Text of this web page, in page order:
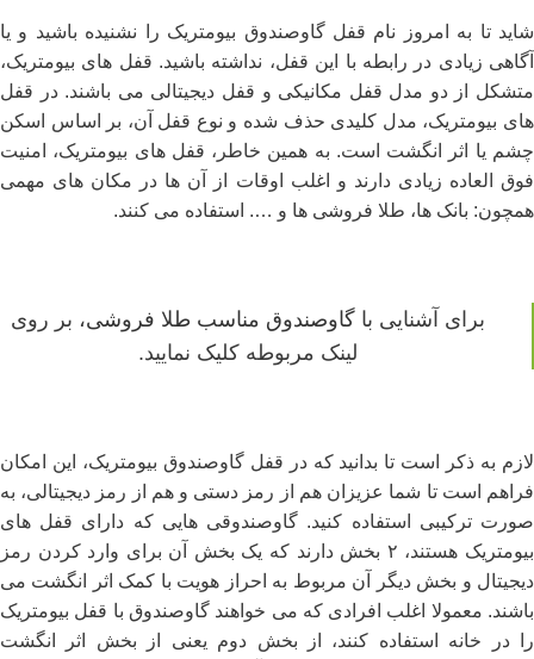
شاید تا به امروز نام قفل گاوصندوق بیومتریک را نشنیده باشید و یا
آگاهی زیادی در رابطه با این قفل، نداشته باشید. قفل های بیومتریک،
متشکل از دو مدل قفل مکانیکی و قفل دیجیتالی می باشند. در قفل
های بیومتریک، مدل کلیدی حذف شده و نوع قفل آن، بر اساس اسکن
چشم یا اثر انگشت است. به همین خاطر، قفل های بیومتریک، امنیت
فوق العاده زیادی دارند و اغلب اوقات از آن ها در مکان های مهمی
همچون: بانک ها، طلا فروشی ها و …. استفاده می کنند.
برای آشنایی با گاوصندوق مناسب طلا فروشی، بر روی
لینک مربوطه کلیک نمایید.
لازم به ذکر است تا بدانید که در قفل گاوصندوق بیومتریک، این امکان
فراهم است تا شما عزیزان هم از رمز دستی و هم از رمز دیجیتالی، به
صورت ترکیبی استفاده کنید. گاوصندوقی هایی که دارای قفل های
بیومتریک هستند، ۲ بخش دارند که یک بخش آن برای وارد کردن رمز
دیجیتال و بخش دیگر آن مربوط به احراز هویت با کمک اثر انگشت می
باشند. معمولا اغلب افرادی که می خواهند گاوصندوق با قفل بیومتریک
را در خانه استفاده کنند، از بخش دوم یعنی از بخش اثر انگشت